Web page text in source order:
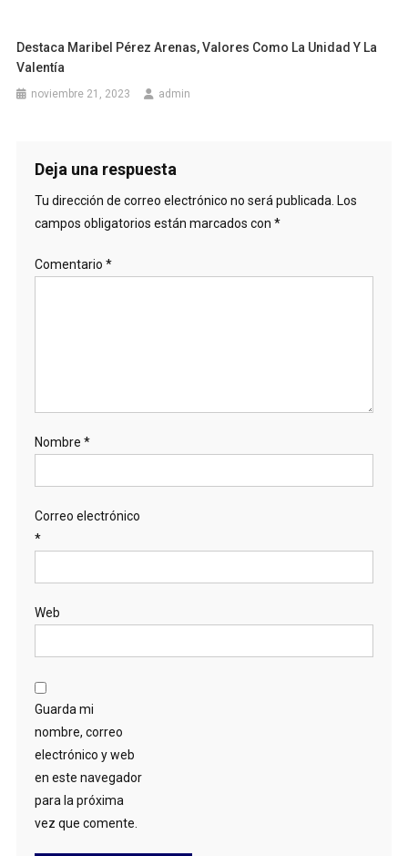
Destaca Maribel Pérez Arenas, Valores Como La Unidad Y La
Valentía
noviembre 21, 2023 admin
Deja una respuesta
Tu dirección de correo electrónico no será publicada. Los
campos obligatorios están marcados con *
Comentario *
Nombre *
Correo electrónico
*
Web
Guarda mi
nombre, correo
electrónico y web
en este navegador
para la próxima
vez que comente.